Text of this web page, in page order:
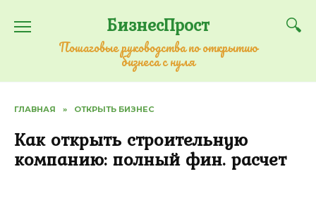
содержанию
БизнесПрост
Пошаговые руководства по открытию
бизнеса с нуля
ГЛАВНАЯ » ОТКРЫТЬ БИЗНЕС
Как открыть строительную
компанию: полный фин. расчет